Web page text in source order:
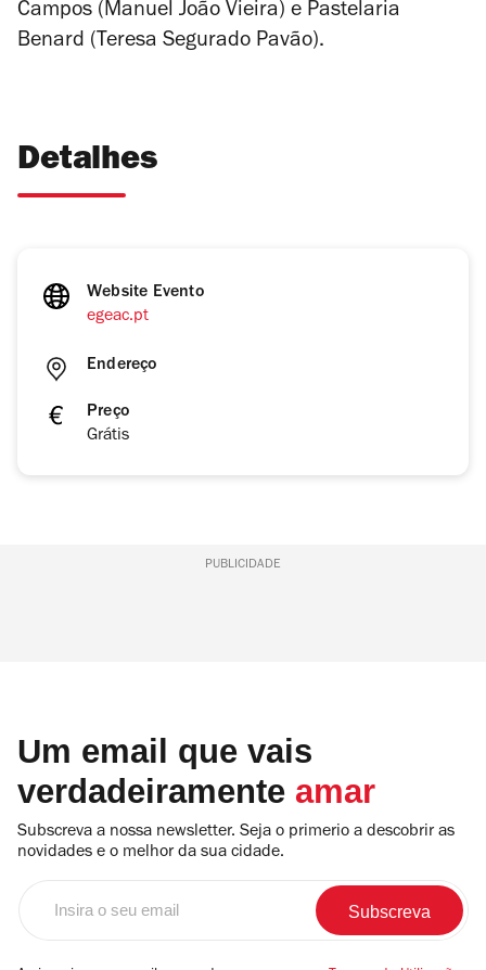
Campos (Manuel João Vieira) e Pastelaria
Benard (Teresa Segurado Pavão).
Detalhes
Website Evento
egeac.pt
Endereço
Preço
Grátis
PUBLICIDADE
Um email que vais
verdadeiramente amar
Subscreva a nossa newsletter. Seja o primerio a descobrir as
novidades e o melhor da sua cidade.